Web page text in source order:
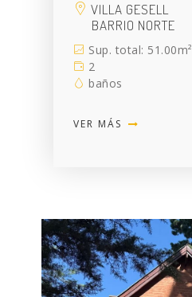
VILLA GESELL
BARRIO NORTE
Sup. total: 51.00m²
2
baños
VER MÁS